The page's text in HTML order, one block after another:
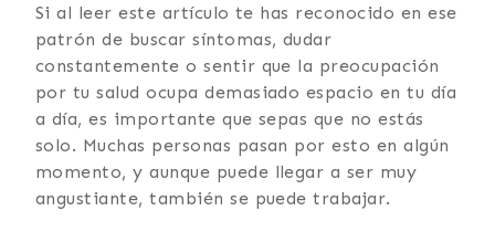
Si al leer este artículo te has reconocido en ese
patrón de buscar síntomas, dudar
constantemente o sentir que la preocupación
por tu salud ocupa demasiado espacio en tu día
a día, es importante que sepas que no estás
solo. Muchas personas pasan por esto en algún
momento, y aunque puede llegar a ser muy
angustiante, también se puede trabajar.